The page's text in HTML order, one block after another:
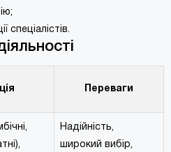
спеціалістів.
Переваги
Надійність,
широкий вибір,